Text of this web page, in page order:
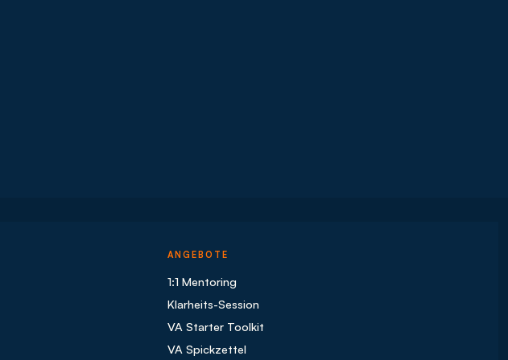
ANGEBOTE
1:1 Mentoring
Klarheits-Session
VA Starter Toolkit
VA Spickzettel